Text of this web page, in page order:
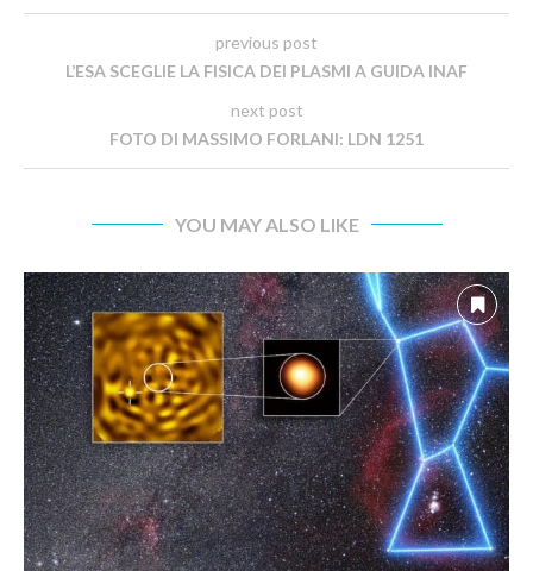
previous post
L’ESA SCEGLIE LA FISICA DEI PLASMI A GUIDA INAF
next post
FOTO DI MASSIMO FORLANI: LDN 1251
YOU MAY ALSO LIKE